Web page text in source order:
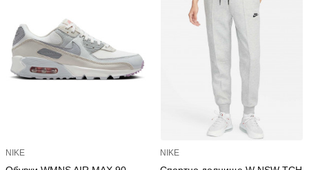
NIKE NIKE